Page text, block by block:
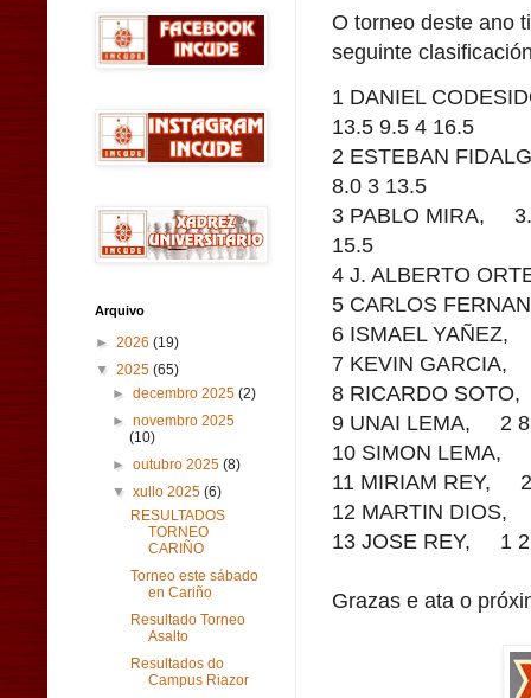
O torneo deste ano
seguinte
1 DANIEL
13.5 9.5 4 16.5
2 ESTEBAN
8.0 3 13.5
3 PABLO MIRA,
15.5
4 J. ALBERTO
5 CARLOS
6 ISMAEL YAÑEZ,
7 KEVIN GARCIA,
8 RICARDO
9 UNAI LEMA, 2
10 SIMON LEMA,
11 MIRIAM REY,
12 MARTIN DIOS,
13 JOSE REY, 1
Grazas e ata o
Arquivo
► 2026 (19)
▼ 2025 (65)
►decembro 2025(2)
►novembro 2025
(10)
►outubro 2025(8)
▼xullo 2025(6)
RESULTADOS
TORNEO
CARIÑO
Torneo este sábado
en Cariño
Resultado Torneo
Asalto
Resultados do
Campus Riazor